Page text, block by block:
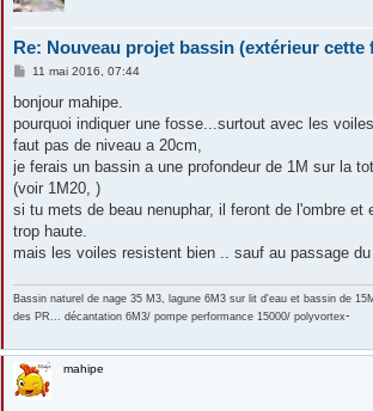
Re: Nouveau projet bassin (extérieur cette
M
s
a
g
11 mai 2016, 07:44
bonjour mahipe.
pourquoi indiquer une fosse...surtout avec les
faut pas de niveau a 20cm,
je ferais un bassin a une profondeur de 1M sur la
(voir 1M20, )
si tu mets de beau nenuphar, il feront de l'ombre et
trop haute.
mais les voiles resistent bien .. sauf au passage du
Bassin naturel de nage 35 M3, lagune 6M3 sur lit d'eau et bassin de
des PR... décantation 6M3/ pompe performance 15000/ polyvortex-
mahipe